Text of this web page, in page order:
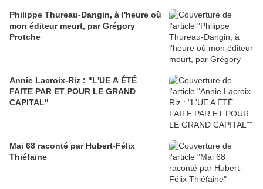
Philippe Thureau-Dangin, à l'heure où
mon éditeur meurt, par Grégory
Protche
Annie Lacroix-Riz : "L'UE A ÉTÉ
FAITE PAR ET POUR LE GRAND
CAPITAL"
Mai 68 raconté par Hubert-Félix
Thiéfaine